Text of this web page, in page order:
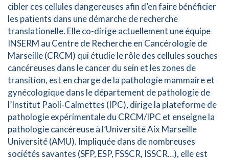
cibler ces cellules dangereuses afin d’en faire bénéficier
les patients dans une démarche de recherche
translationelle. Elle co-dirige actuellement une équipe
INSERM au Centre de Recherche en Cancérologie de
Marseille (CRCM) qui étudie le rôle des cellules souches
cancéreuses dans le cancer du sein et les zones de
transition, est en charge de la pathologie mammaire et
gynécologique dans le département de pathologie de
l’Institut Paoli-Calmettes (IPC), dirige la plateforme de
pathologie expérimentale du CRCM/IPC et enseigne la
pathologie cancéreuse à l’Université Aix Marseille
Université (AMU). Impliquée dans de nombreuses
sociétés savantes (SFP, ESP, FSSCR, ISSCR…), elle est